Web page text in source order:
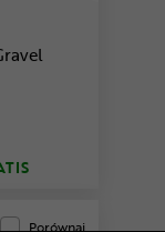
Porównaj